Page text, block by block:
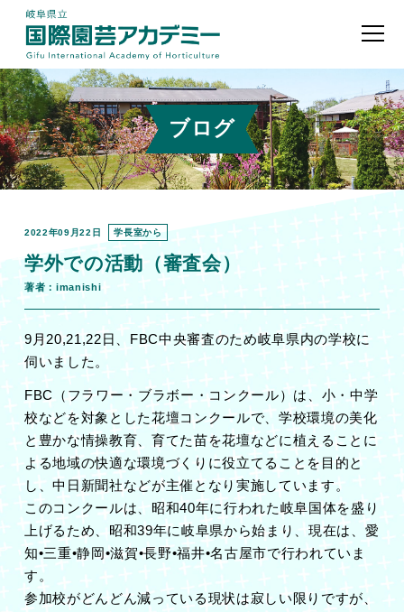
ブログ
2022年09月22日 学長室から
学外での活動（審査会）
著者：imanishi
9月20,21,22日、FBC中央審査のため岐阜県内の学校に
伺いました。
FBC（フラワー・ブラボー・コンクール）は、小・中学
校などを対象とした花壇コンクールで、学校環境の美化
と豊かな情操教育、育てた苗を花壇などに植えることに
よる地域の快適な環境づくりに役立てることを目的と
し、中日新聞社などが主催となり実施しています。
このコンクールは、昭和40年に行われた岐阜国体を盛り
上げるため、昭和39年に岐阜県から始まり、現在は、愛
知•三重•静岡•滋賀•長野•福井•名古屋市で行われていま
す。
参加校がどんどん減っている現状は寂しい限りですが、